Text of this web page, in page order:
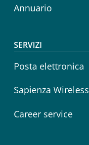
Annuario
SERVIZI
Posta elettronica
Sapienza Wireless
Career service